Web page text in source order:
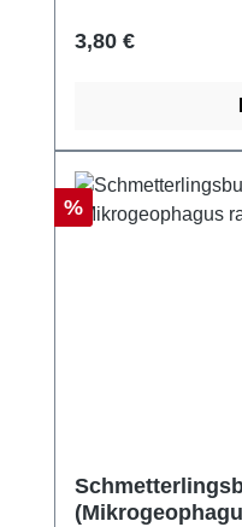
Regulärer Preis:
3,80 €
Rabatt
%